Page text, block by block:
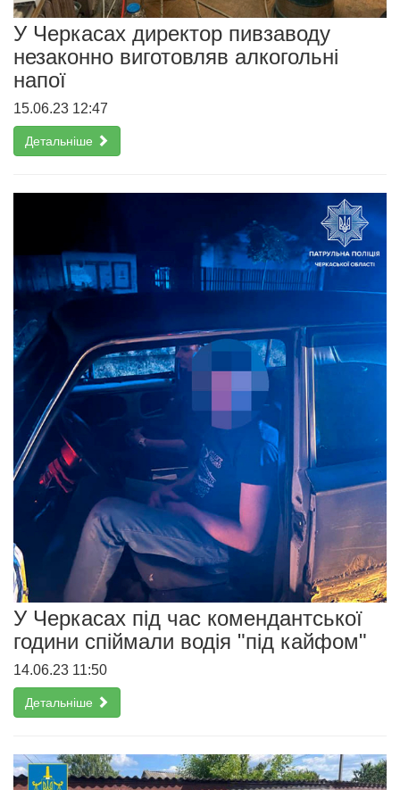
У Черкасах директор пивзаводу
незаконно виготовляв алкогольні
напої
15.06.23 12:47
Детальніше
У Черкасах під час комендантської
години спіймали водія "під кайфом"
14.06.23 11:50
Детальніше